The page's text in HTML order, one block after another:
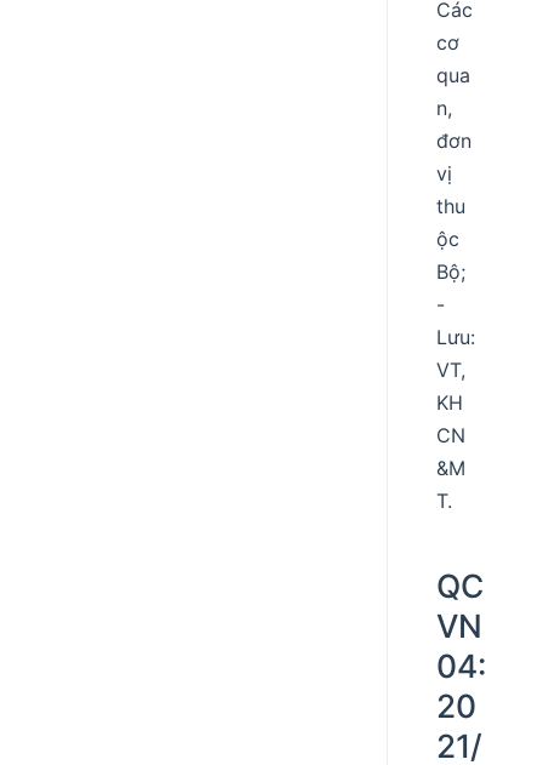
Các
cơ
qua
n,
đơn
vị
thu
ộc
Bộ;
-
Lưu:
VT,
KH
CN
&M
T.
QC
VN
04:
20
21/